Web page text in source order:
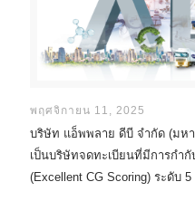
พฤศจิกายน 11, 2025
บริษัท แอ็พพลาย ดีบี จำกัด (มหา
เป็นบริษัทจดทะเบียนที่มีการกำกั
(Excellent CG Scoring) ระดับ 5